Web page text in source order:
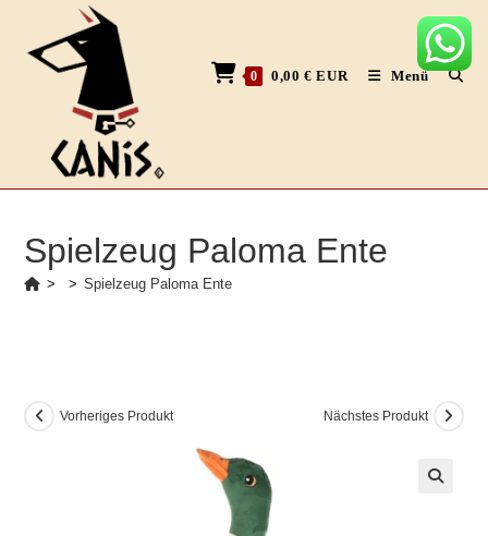
springen
0 0,00€ EUR Menü
Spielzeug Paloma Ente
> > Spielzeug Paloma Ente
Vorheriges Produkt Nächstes Produkt